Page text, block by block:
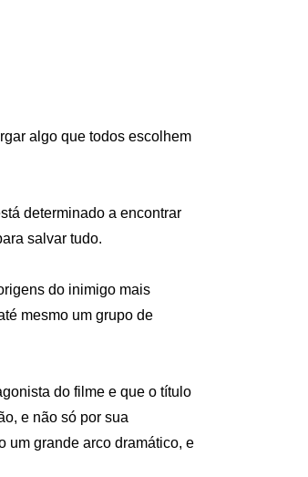
algo que todos escolhem
determinado a encontrar
salvar tudo.
do inimigo mais
mesmo um grupo de
do filme e que o título
e não só por sua
um grande arco dramático, e